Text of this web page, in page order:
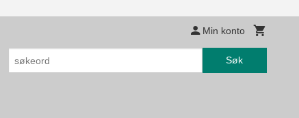
Min konto
Søk